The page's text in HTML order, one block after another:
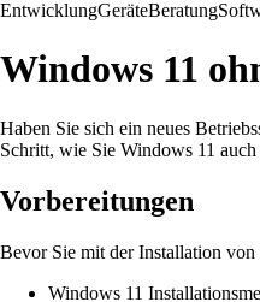
EntwicklungGeräteBeratung
Windows 11
Haben Sie sich ein neues
Schritt, wie Sie Windows 11
Vorbereitungen
Bevor Sie mit der Installation von
Windows 11